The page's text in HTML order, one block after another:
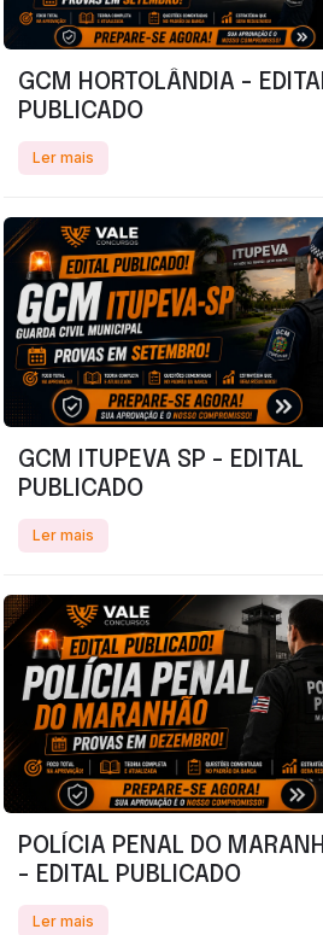
GCM HORTOLÂNDIA -
PUBLICADO
Ler mais
GCM ITUPEVA SP - EDITAL
PUBLICADO
Ler mais
POLÍCIA PENAL DO
- EDITAL PUBLICADO
Ler mais